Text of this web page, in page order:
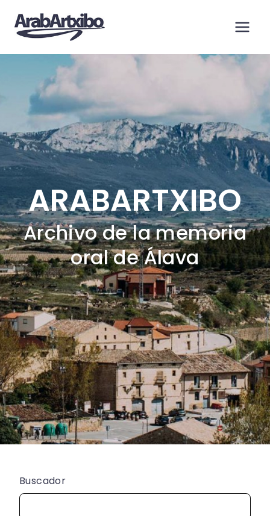
contenido
ARABARTXIBO
Archivo de la memoria
oral de Álava
Buscador